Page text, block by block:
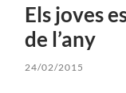
Els joves
de l’any
24/02/2015